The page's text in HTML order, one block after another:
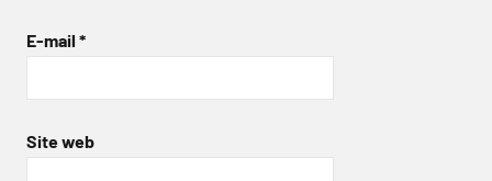
E-mail *
Site web